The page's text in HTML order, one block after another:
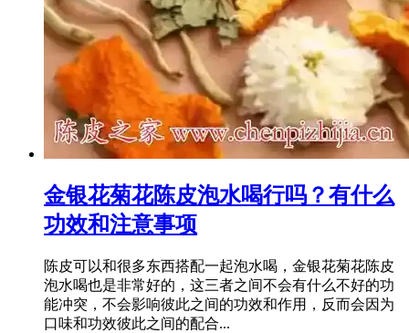
金银花菊花陈皮泡水喝行吗？有什么
功效和注意事项
陈皮可以和很多东西搭配一起泡水喝，金银花菊花陈皮
泡水喝也是非常好的，这三者之间不会有什么不好的功
能冲突，不会影响彼此之间的功效和作用，反而会因为
口味和功效彼此之间的配合...